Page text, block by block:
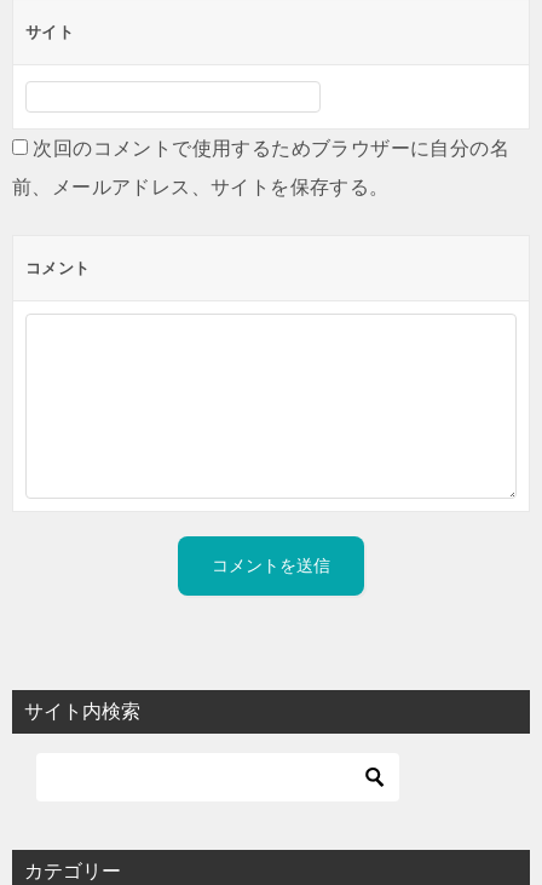
サイト
次回のコメントで使用するためブラウザーに自分の名
前、メールアドレス、サイトを保存する。
コメント
サイト内検索
カテゴリー